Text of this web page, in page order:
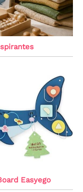
Easyego